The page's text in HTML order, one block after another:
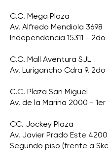
C.C. Mega Plaza
Av. Alfredo Mendiola 3698
Independencia 15311 - 2do
C.C. Mall Aventura SJL
Av. Lurigancho Cdra 9. 2do
C.C. Plaza San Miguel
Av. de la Marina 2000 -
CC. Jockey Plaza
Av. Javier Prado Este
Segundo piso (frente a